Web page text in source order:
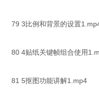
79 3比例和背景的设置
80 4贴纸关键帧组合使用
81 5抠图功能讲解1.mp4